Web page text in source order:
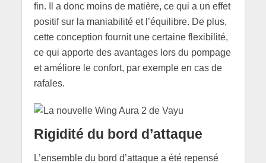
fin. Il a donc moins de matière, ce qui a un effet
positif sur la maniabilité et l’équilibre. De plus,
cette conception fournit une certaine flexibilité,
ce qui apporte des avantages lors du pompage
et améliore le confort, par exemple en cas de
rafales.
Rigidité du bord d’attaque
L’ensemble du bord d’attaque a été repensé